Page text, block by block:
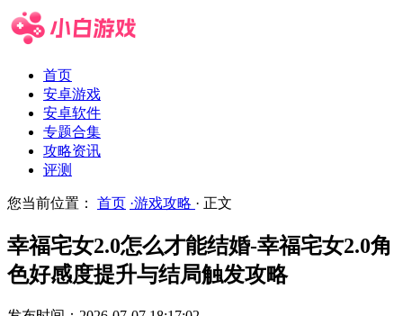
首页
安卓游戏
安卓软件
专题合集
攻略资讯
评测
您当前位置： 首页 ·游戏攻略 · 正文
幸福宅女2.0怎么才能结婚-幸福宅女2.0角
色好感度提升与结局触发攻略